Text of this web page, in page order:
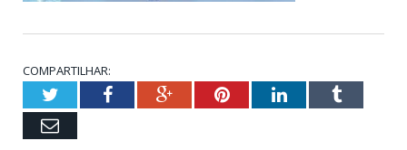
COMPARTILHAR:
TwitterFacebookGoogle+PinterestLinkedInTumblr
Email